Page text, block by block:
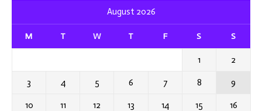
August 2026
M T W T F S S
1 2
3 4 5 6 7 8 9
10 11 12 13 14 15 16